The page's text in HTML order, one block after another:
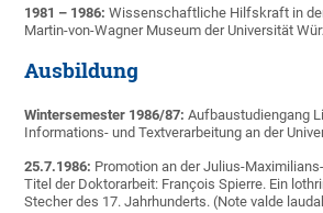
1981 – 1986:Wissenschaftliche Hilfskraft in
Martin-von-Wagner Museum der Universität
Ausbildung
Wintersemester 1986/87: Aufbaustudiengang
Informations- und Textverarbeitung an der
25.7.1986: Promotion an der Julius-
Titel der Doktorarbeit: François Spierre. Ein
Stecher des 17. Jahrhunderts. (Note valde